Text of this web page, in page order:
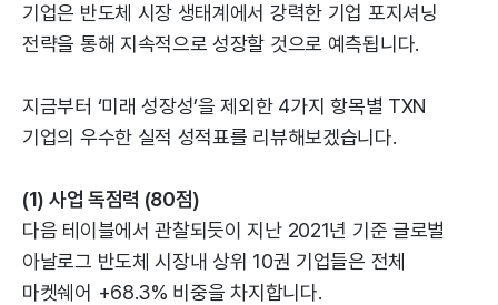
기업은 반도체 시장 생태계에서 강력한 기업 포지셔닝
전략을 통해 지속적으로 성장할 것으로 예측됩니다.
지금부터 ‘미래 성장성’을 제외한 4가지 항목별 TXN
기업의 우수한 실적 성적표를 리뷰해보겠습니다.
(1) 사업 독점력 (80점)
다음 테이블에서 관찰되듯이 지난 2021년 기준 글로벌
아날로그 반도체 시장내 상위 10권 기업들은 전체
마켓쉐어 +68.3% 비중을 차지합니다.